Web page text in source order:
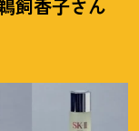
飼香子さん